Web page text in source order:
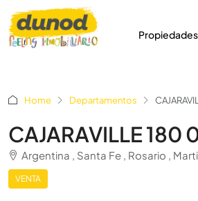
Propiedades
Home Departamentos
CAJARAVILLE 180
Argentina , Santa Fe , Rosario ,
VENTA